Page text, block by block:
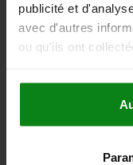
publicité et
avec d'autres
ou qu'ils ont
CHARNIÈRE
ENTRAXE DES